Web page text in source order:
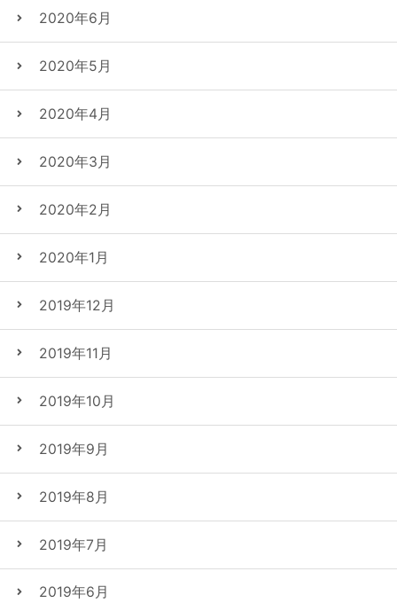
2020年6月
2020年5月
2020年4月
2020年3月
2020年2月
2020年1月
2019年12月
2019年11月
2019年10月
2019年9月
2019年8月
2019年7月
2019年6月